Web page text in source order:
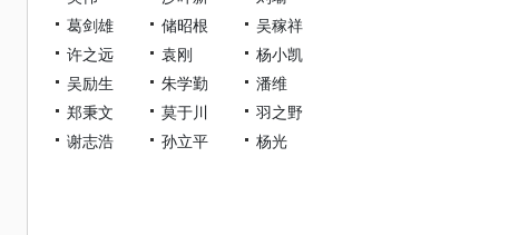
葛剑雄
储昭根
吴稼祥
许之远
袁刚
杨小凯
吴励生
朱学勤
潘维
郑秉文
莫于川
羽之野
谢志浩
孙立平 杨光